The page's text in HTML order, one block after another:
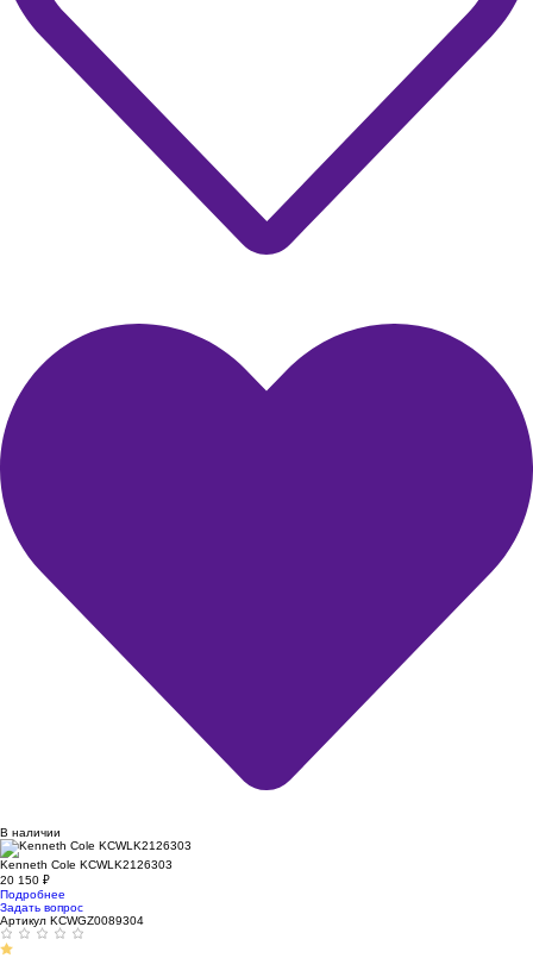
В наличии
Kenneth Cole KCWLK2126303
20 150 ₽
Подробнее
Задать вопрос
Артикул KCWGZ0089304